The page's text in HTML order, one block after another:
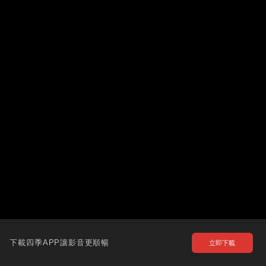
下載四季APP讓影音更順暢 立即下載